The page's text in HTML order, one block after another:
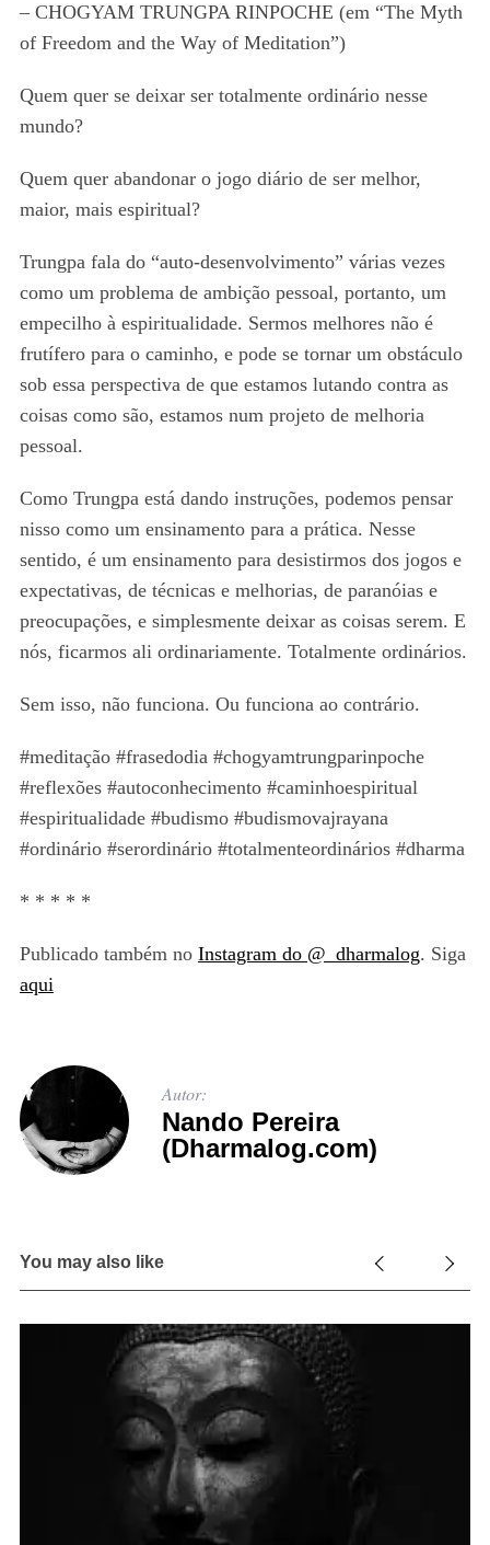
– CHOGYAM TRUNGPA RINPOCHE (em “The Myth
of Freedom and the Way of Meditation”)
Quem quer se deixar ser totalmente ordinário nesse
mundo?
Quem quer abandonar o jogo diário de ser melhor,
maior, mais espiritual?
Trungpa fala do “auto-desenvolvimento” várias vezes
como um problema de ambição pessoal, portanto, um
empecilho à espiritualidade. Sermos melhores não é
frutífero para o caminho, e pode se tornar um obstáculo
sob essa perspectiva de que estamos lutando contra as
coisas como são, estamos num projeto de melhoria
pessoal.
Como Trungpa está dando instruções, podemos pensar
nisso como um ensinamento para a prática. Nesse
sentido, é um ensinamento para desistirmos dos jogos e
expectativas, de técnicas e melhorias, de paranóias e
preocupações, e simplesmente deixar as coisas serem. E
nós, ficarmos ali ordinariamente. Totalmente ordinários.
Sem isso, não funciona. Ou funciona ao contrário.
#meditação #frasedodia #chogyamtrungparinpoche
#reflexões #autoconhecimento #caminhoespiritual
#espiritualidade #budismo #budismovajrayana
#ordinário #serordinário #totalmenteordinários #dharma
* * * * *
Publicado também no Instagram do @_dharmalog. Siga
aqui
Autor:
Nando Pereira
(Dharmalog.com)
You may also like